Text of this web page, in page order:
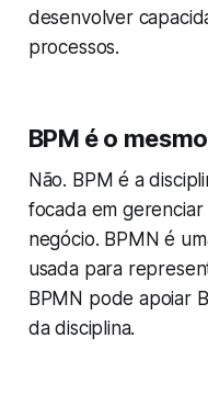
desenvolver
processos.
BPM é o
Não. BPM é a
focada em
negócio. BPMN é
usada para
BPMN pode apoiar
da disciplina.